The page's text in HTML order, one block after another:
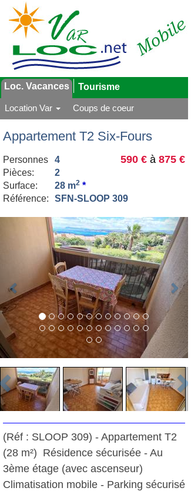
Loc. Vacances Tourisme
Location Var Coups de coeur
Appartement T2 Six-Fours
590 € à 875 €
Personnes
4
Pièces:
2
Surface:
28 m2 *
Référence:
SFN-SLOOP 309
(Réf : SLOOP 309) - Appartement T2
(28 m²)  Résidence sécurisée - Au
3ème étage (avec ascenseur) 
Climatisation mobile - Parking sécurisé